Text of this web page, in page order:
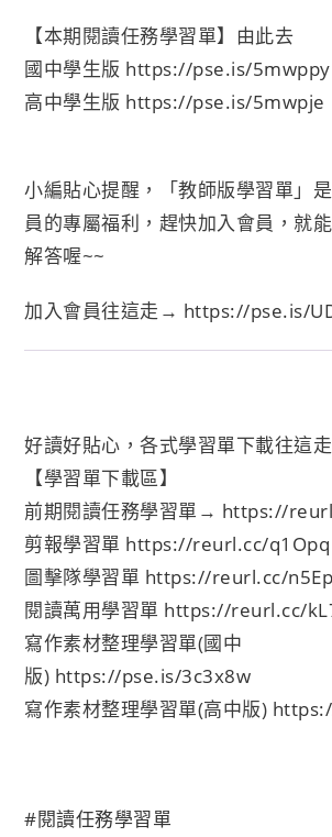
o
k
r
n
k
【本期閱讀任務學習單】由此去
國中學生版 https://pse.is/5mwppy
高中學生版 https://pse.is/5mwpje
小編貼心提醒，「教師版學習單」
員的專屬福利，趕快加入會員，就
解答喔~~
加入會員往這走→ https://pse.is/
好讀好貼心，各式學習單下載往這走
【學習單下載區】
前期閱讀任務學習單→ https://
剪報學習單 https://reurl.cc/q1Opq
圖擊隊學習單 https://reurl.cc/
閱讀萬用學習單 https://reurl.cc/
寫作素材整理學習單(國中
版) https://pse.is/3c3x8w
寫作素材整理學習單(高中版)
#閱讀任務學習單